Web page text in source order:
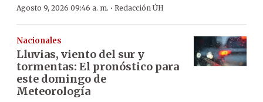
Agosto 9, 2026 09:46 a. m. · Redacción ÚH
Nacionales
Lluvias, viento del sur y
tormentas: El pronóstico para
este domingo de
Meteorología